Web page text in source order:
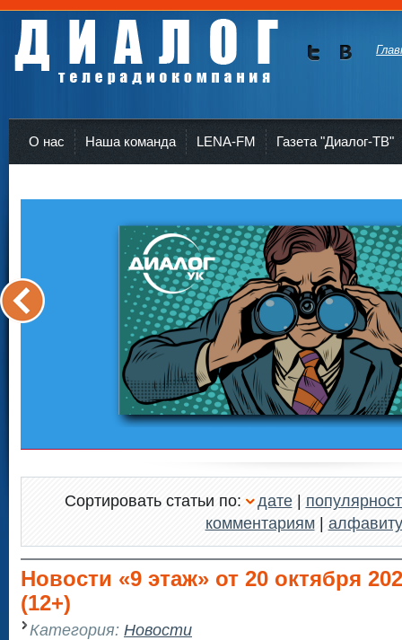
О нас Наша команда LENA-FM Газета "Диалог-ТВ"
Сортировать статьи по: дате|
комментариям| алфавиту
Новости «9 этаж» от 20 октября
(12+)
Категория: Новости